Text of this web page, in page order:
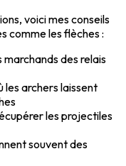
voici mes conseils
comme les flèches :
des relais
les archers laissent
les projectiles
souvent des